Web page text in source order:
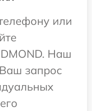
или
Наш
запрос